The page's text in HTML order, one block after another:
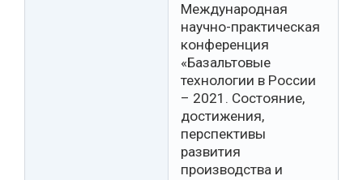
Международная
научно-практическая
конференция
«Базальтовые
технологии в России
– 2021. Состояние,
достижения,
перспективы
развития
производства и